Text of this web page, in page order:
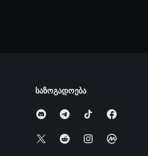
საზოგადოება